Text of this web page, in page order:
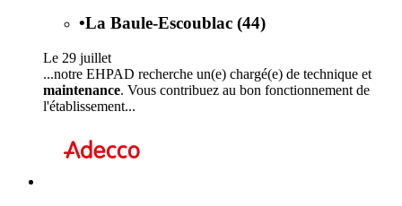
•La Baule-Escoublac (44)
Le 29 juillet
...notre EHPAD recherche un(e) chargé(e) de technique et
maintenance. Vous contribuez au bon fonctionnement de
l'établissement...